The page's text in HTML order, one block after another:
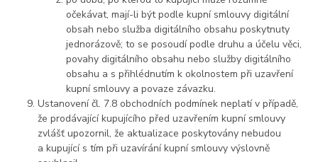
očekávat, mají-li být podle kupní smlouvy digitální
obsah nebo služba digitálního obsahu poskytnuty
jednorázově; to se posoudí podle druhu a účelu věci,
povahy digitálního obsahu nebo služby digitálního
obsahu a s přihlédnutím k okolnostem při uzavření
kupní smlouvy a povaze závazku.
Ustanovení čl. 7.8 obchodních podmínek neplatí v případě,
že prodávající kupujícího před uzavřením kupní smlouvy
zvlášť upozornil, že aktualizace poskytovány nebudou
a kupující s tím při uzavírání kupní smlouvy výslovně